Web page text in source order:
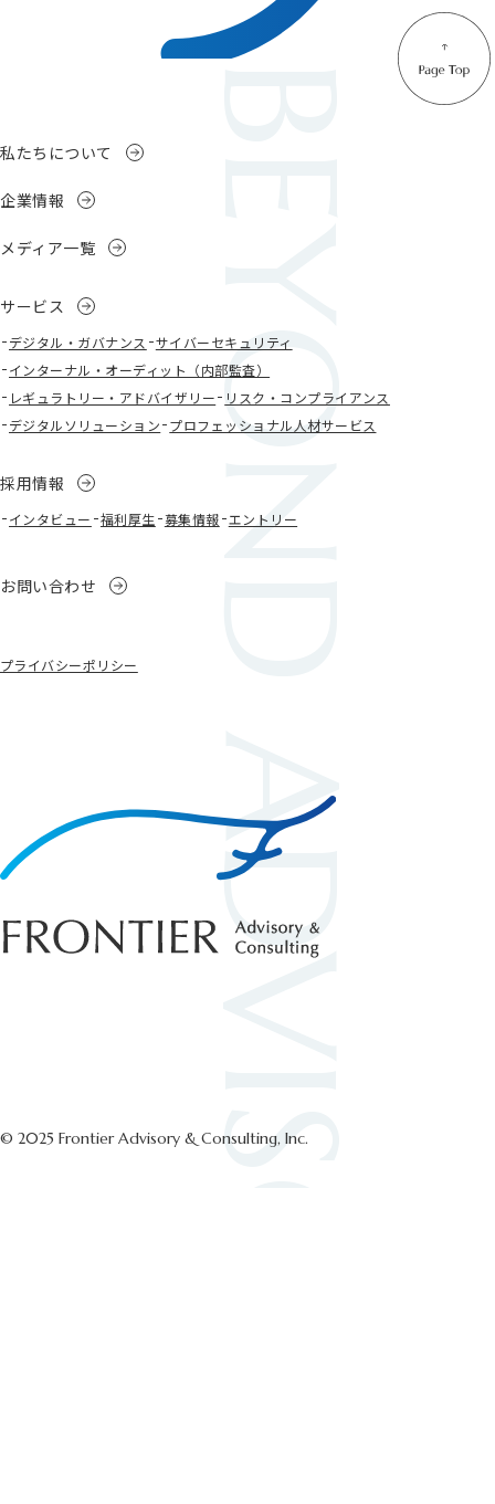
私たちについて
企業情報
メディア一覧
サービス
デジタル・ガバナンス
サイバーセキュリティ
インターナル・オーディット（内部監査）
レギュラトリー・アドバイザリー
リスク・コンプライアンス
デジタルソリューション プロフェッショナル人材サービス
採用情報
インタビュー 福利厚生 募集情報 エントリー
お問い合わせ
プライバシーポリシー
© 2025 Frontier Advisory & Consulting, Inc.
BEYOND ADVISORY